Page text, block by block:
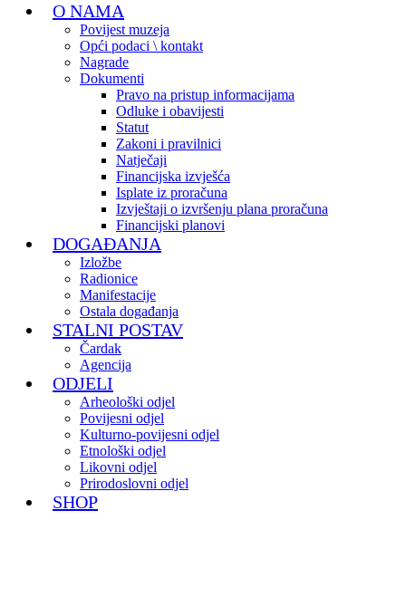
O NAMA
Povijest muzeja
Opći podaci \ kontakt
Nagrade
Dokumenti
Pravo na pristup informacijama
Odluke i obavijesti
Statut
Zakoni i pravilnici
Natječaji
Financijska izvješća
Isplate iz proračuna
Izvještaji o izvršenju plana proračuna
Financijski planovi
DOGAĐANJA
Izložbe
Radionice
Manifestacije
Ostala događanja
STALNI POSTAV
Čardak
Agencija
ODJELI
Arheološki odjel
Povijesni odjel
Kulturno-povijesni odjel
Etnološki odjel
Likovni odjel
Prirodoslovni odjel
SHOP